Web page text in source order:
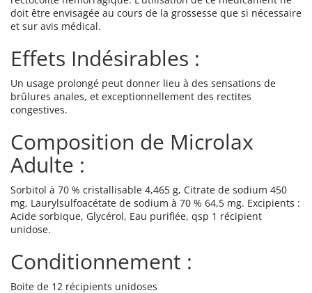
doit être envisagée au cours de la grossesse que si nécessaire
et sur avis médical.
Effets Indésirables :
Un usage prolongé peut donner lieu à des sensations de
brûlures anales, et exceptionnellement des rectites
congestives.
Composition de Microlax
Adulte :
Sorbitol à 70 % cristallisable 4,465 g, Citrate de sodium 450
mg, Laurylsulfoacétate de sodium à 70 % 64,5 mg. Excipients :
Acide sorbique, Glycérol, Eau purifiée, qsp 1 récipient
unidose.
Conditionnement :
Boite de 12 récipients unidoses